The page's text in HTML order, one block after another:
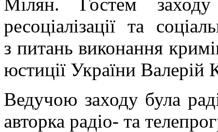
ресоціалізації та
з питань виконання
юстиції України Валерій
Ведучою заходу була
авторка радіо- та